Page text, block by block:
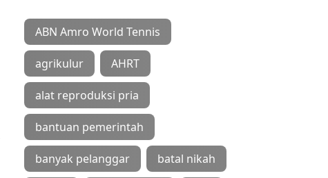
ABN Amro World Tennis
agrikulur AHRT
alat reproduksi pria
bantuan pemerintah
banyak pelanggar batal nikah